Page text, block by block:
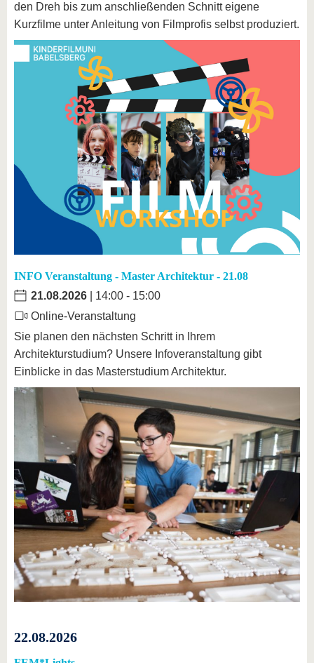
den Dreh bis zum anschließenden Schnitt eigene
Kurzfilme unter Anleitung von Filmprofis selbst produziert.
INFO Veranstaltung - Master Architektur - 21.08
21.08.2026
| 14:00 - 15:00
Online-Veranstaltung
Sie planen den nächsten Schritt in Ihrem
Architekturstudium? Unsere Infoveranstaltung gibt
Einblicke in das Masterstudium Architektur.
22.08.2026